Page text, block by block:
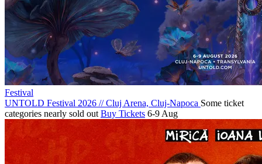
Festival
UNTOLD Festival 2026 //Cluj Arena, Cluj-Napoca Some ticket
categories nearly sold out Buy Tickets 6-9 Aug